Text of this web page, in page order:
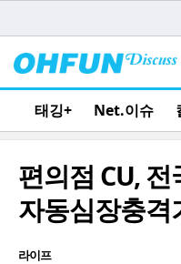
태깅+ Net.이슈
편의점 CU,
자동심장충격
라이프